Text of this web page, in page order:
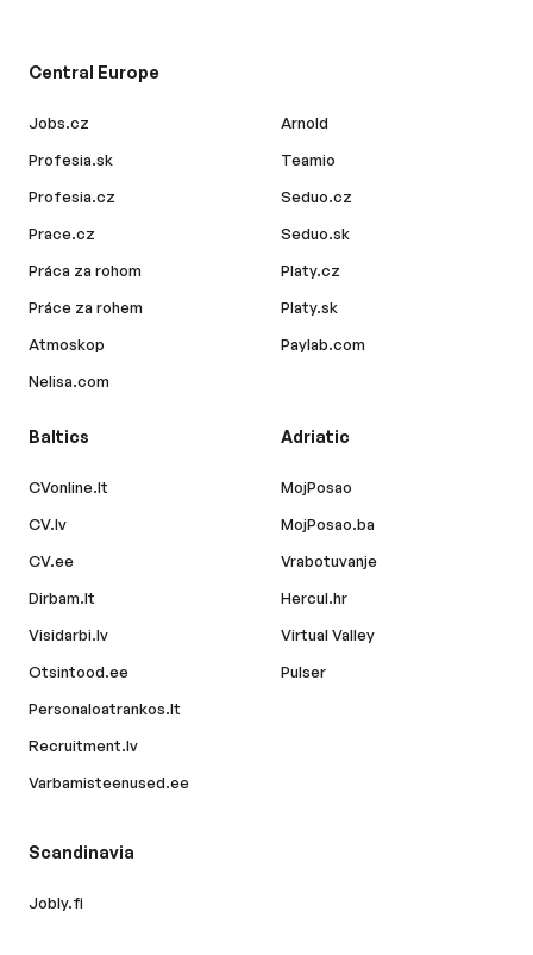
Central Europe
Jobs.cz
Profesia.sk
Profesia.cz
Prace.cz
Práca za rohom
Práce za rohem
Atmoskop
Nelisa.com
Arnold
Teamio
Seduo.cz
Seduo.sk
Platy.cz
Platy.sk
Paylab.com
Baltics
CVonline.lt
CV.lv
CV.ee
Dirbam.lt
Visidarbi.lv
Otsintood.ee
Personaloatrankos.lt
Recruitment.lv
Varbamisteenused.ee
Adriatic
MojPosao
MojPosao.ba
Vrabotuvanje
Hercul.hr
Virtual Valley
Pulser
Scandinavia
Jobly.fi